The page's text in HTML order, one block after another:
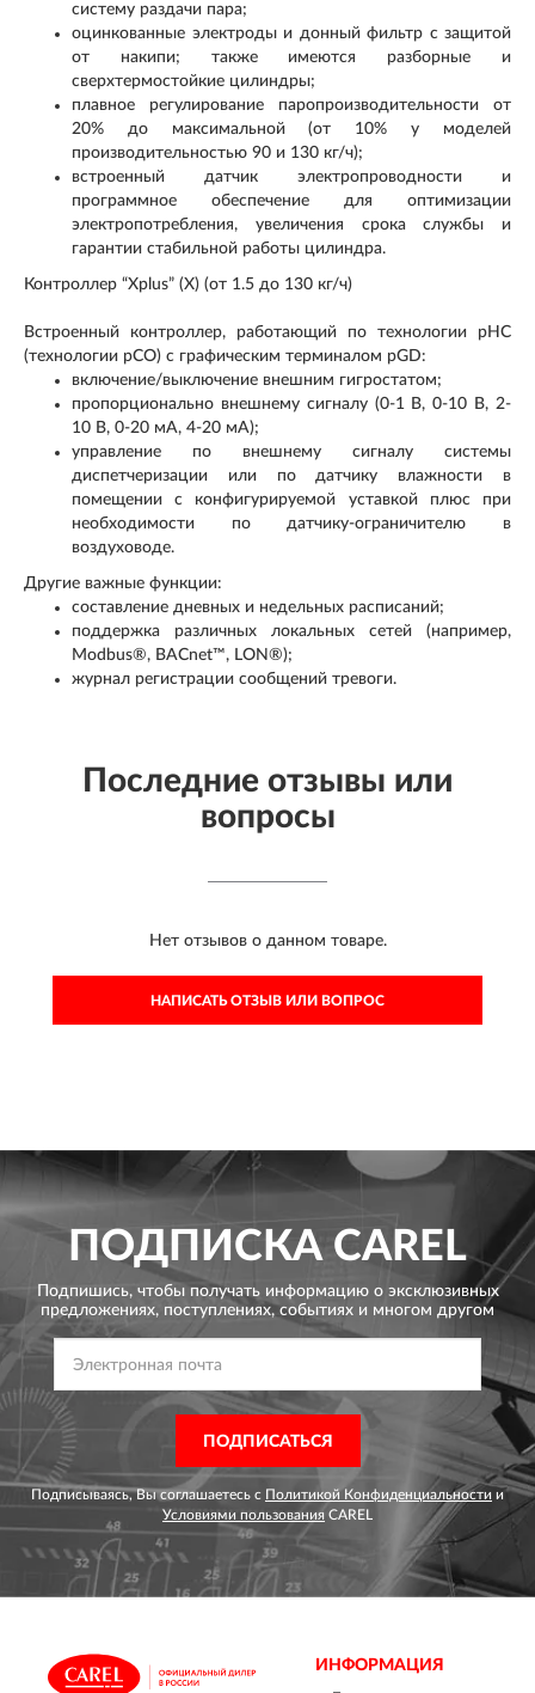
систему раздачи пара;
оцинкованные электроды и донный фильтр с защитой
от накипи; также имеются разборные и
сверхтермостойкие цилиндры;
плавное регулирование паропроизводительности от
20% до максимальной (от 10% у моделей
производительностью 90 и 130 кг/ч);
встроенный датчик электропроводности и
программное обеспечение для оптимизации
электропотребления, увеличения срока службы и
гарантии стабильной работы цилиндра.
Контроллер “Xplus” (X) (от 1.5 до 130 кг/ч)
Встроенный контроллер, работающий по технологии pHC
(технологии pCO) с графическим терминалом pGD:
включение/выключение внешним гигростатом;
пропорционально внешнему сигналу (0-1 В, 0-10 В, 2-
10 В, 0-20 мА, 4-20 мА);
управление по внешнему сигналу системы
диспетчеризации или по датчику влажности в
помещении с конфигурируемой уставкой плюс при
необходимости по датчику-ограничителю в
воздуховоде.
Другие важные функции:
составление дневных и недельных расписаний;
поддержка различных локальных сетей (например,
Modbus®, BACnet™, LON®);
журнал регистрации сообщений тревоги.
Последние отзывы или
вопросы
Нет отзывов о данном товаре.
НАПИСАТЬ ОТЗЫВ ИЛИ ВОПРОС
ПОДПИСКА CAREL
Подпишись, чтобы получать информацию о эксклюзивных
предложениях, поступлениях, событиях и многом другом
ПОДПИСАТЬСЯ
Подписываясь, Вы соглашаетесь с Политикой Конфиденциальности и
Условиями пользования CAREL
ИНФОРМАЦИЯ